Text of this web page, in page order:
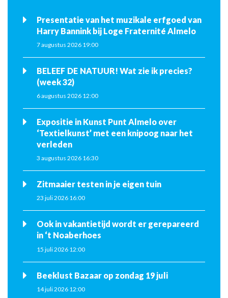
Presentatie van het muzikale erfgoed van
Harry Bannink bij Loge Fraternité Almelo
7 augustus 2026 19:00
BELEEF DE NATUUR! Wat zie ik precies?
(week 32)
6 augustus 2026 12:00
Expositie in Kunst Punt Almelo over
‘Textielkunst’ met een knipoog naar het
verleden
3 augustus 2026 16:30
Zitmaaier testen in je eigen tuin
23 juli 2026 16:00
Ook in vakantietijd wordt er gerepareerd
in ‘t Noaberhoes
15 juli 2026 12:00
Beeklust Bazaar op zondag 19 juli
14 juli 2026 12:00